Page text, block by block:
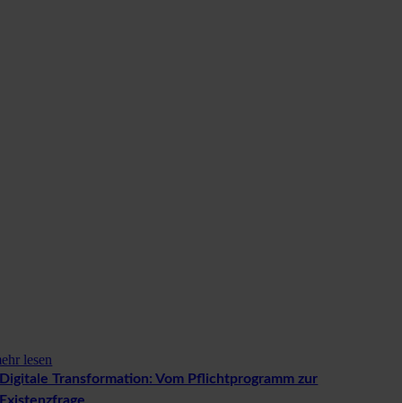
lesen
Digitale Transformation: Vom Pflichtprogramm zur